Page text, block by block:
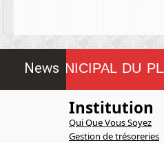
News
MUNICIPAL DU
Institution
Qui Que Vous Soyez
Gestion de trésoreries